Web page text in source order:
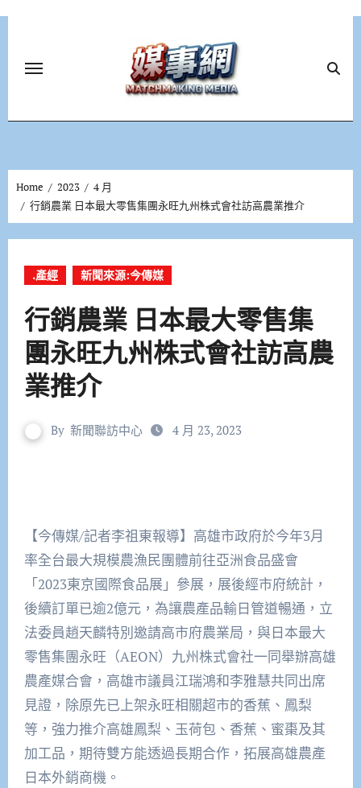
Home 2023
4 月
行銷農業 日本最大零售集團永旺九州株式會社訪高農業推介
.產經 新聞來源:今傳媒
行銷農業 日本最大零售集
團永旺九州株式會社訪高農
業推介
By 新聞聯訪中心 4 月 23, 2023
【今傳媒/記者李祖東報導】高雄市政府於今年3月
率全台最大規模農漁民團體前往亞洲食品盛會
「2023東京國際食品展」參展，展後經市府統計，
後續訂單已逾2億元，為讓農產品輸日管道暢通，立
法委員趙天麟特別邀請高市府農業局，與日本最大
零售集團永旺（AEON）九州株式會社一同舉辦高雄
農產媒合會，高雄市議員江瑞鴻和李雅慧共同出席
見證，除原先已上架永旺相關超市的香蕉、鳳梨
等，強力推介高雄鳳梨、玉荷包、香蕉、蜜棗及其
加工品，期待雙方能透過長期合作，拓展高雄農產
日本外銷商機。